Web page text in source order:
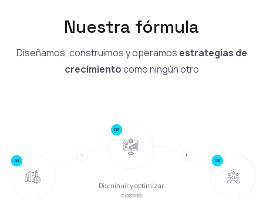
Nuestra fórmula
Diseñamos, construimos y operamos estrategias de
crecimientocomo ningún otro
Disminuir y optimizar
costos